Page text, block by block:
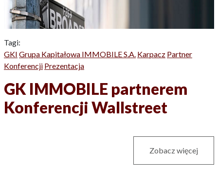
Tagi:
GKI Grupa Kapitałowa IMMOBILE S.A. Karpacz Partner
Konferencji Prezentacja
GK IMMOBILE partnerem
Konferencji Wallstreet
Zobacz więcej